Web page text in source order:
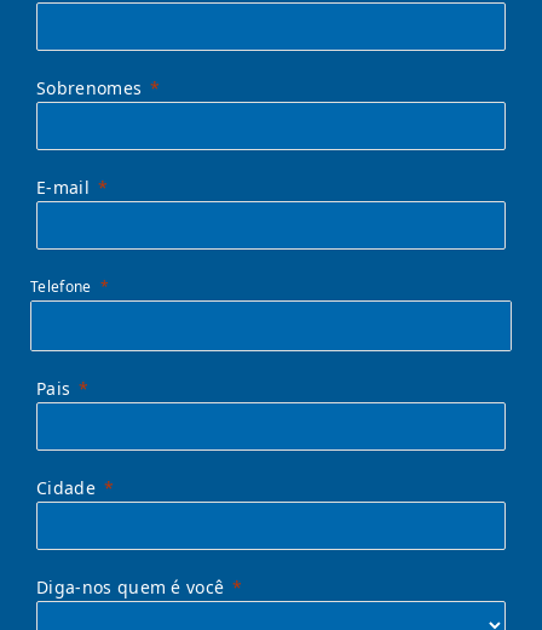
Sobrenomes
E-mail
Telefone
Pais
Cidade
Diga-nos quem é você